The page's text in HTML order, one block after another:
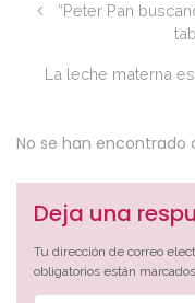
“Peter Pan
La leche materna
No se han encontrado
Deja una
Tu dirección de correo
obligatorios están